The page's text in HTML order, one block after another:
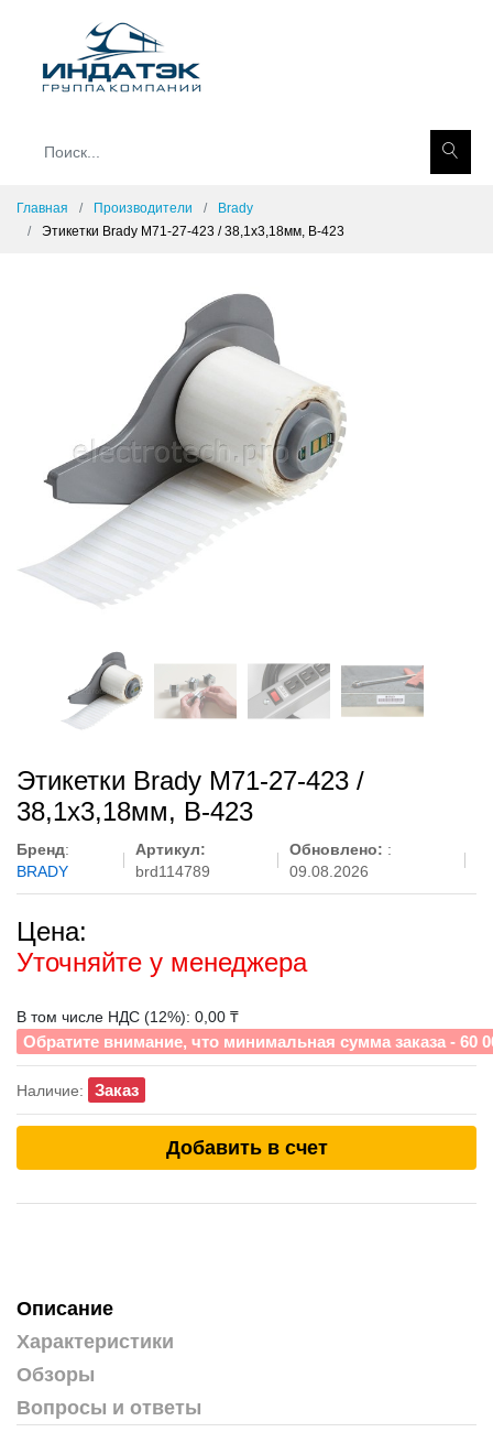
Главная Производители
Brady
Этикетки Brady M71-27-423 / 38,1x3,18мм, B-423
Этикетки Brady M71-27-423 /
38,1x3,18мм, B-423
Бренд:
BRADY
Артикул:
brd114789
Обновлено: :
09.08.2026
Цена:
Уточняйте у менеджера
В том числе НДС (12%): 0,00 ₸
Обратите внимание, что минимальная сумма заказа - 60
Наличие: Заказ
Добавить в счет
Описание
Характеристики
Обзоры
Вопросы и ответы